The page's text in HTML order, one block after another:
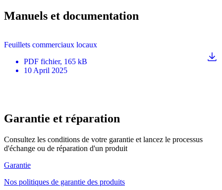
Manuels et documentation
Feuillets commerciaux locaux
PDF fichier, 165 kB
10 April 2025
Garantie et réparation
Consultez les conditions de votre garantie et lancez le processus
d'échange ou de réparation d'un produit
Garantie
Nos politiques de garantie des produits